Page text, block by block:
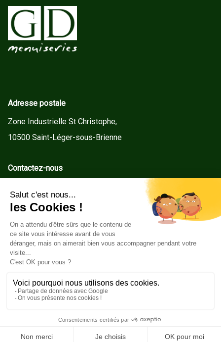
Adresse postale
Zone Industrielle St Christophe,
10500 Saint-Léger-sous-Brienne
Contactez-nous
Tel : +33(0)3 25 92 78 60
Service client
Conditions Générales de Vente
Mentions légales
Politique de cookies
Copyright ©2026GD Menuiseries. Tous droits réservés.